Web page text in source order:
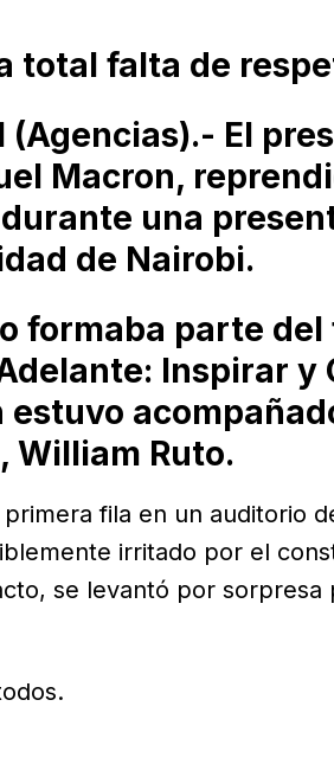
total falta de
(Agencias).- El
Macron,
una
de Nairobi.
formaba parte
Inspirar y
estuvo
William Ruto.
fila en un auditorio
irritado por el
se levantó por sorpresa